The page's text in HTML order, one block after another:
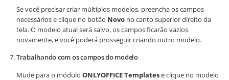
Se você precisar criar múltiplos modelos, preencha os campos
necessários e clique no botão Novo no canto superior direito da
tela. O modelo atual será salvo, os campos ficarão vazios
novamente, e você poderá prosseguir criando outro modelo.
Trabalhando com os campos do modelo
Mude para o módulo ONLYOFFICE Templatese clique no modelo